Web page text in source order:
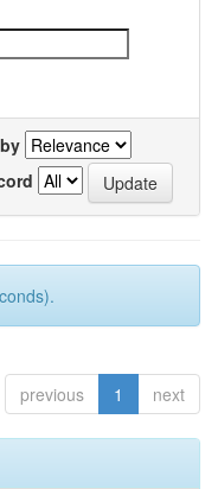
previous 1 next